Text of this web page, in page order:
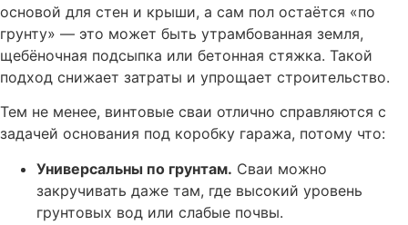
основой для стен и крыши, а сам пол остаётся «по
грунту» — это может быть утрамбованная земля,
щебёночная подсыпка или бетонная стяжка. Такой
подход снижает затраты и упрощает строительство.
Тем не менее, винтовые сваи отлично справляются с
задачей основания под коробку гаража, потому что:
Универсальны по грунтам. Сваи можно
закручивать даже там, где высокий уровень
грунтовых вод или слабые почвы.